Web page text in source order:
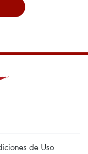
de Uso